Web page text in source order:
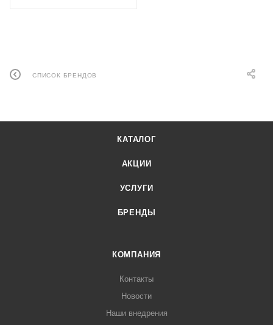
СПИСОК БРЕНДОВ
КАТАЛОГ
АКЦИИ
УСЛУГИ
БРЕНДЫ
КОМПАНИЯ
Контакты
Новости
Наши внедрения